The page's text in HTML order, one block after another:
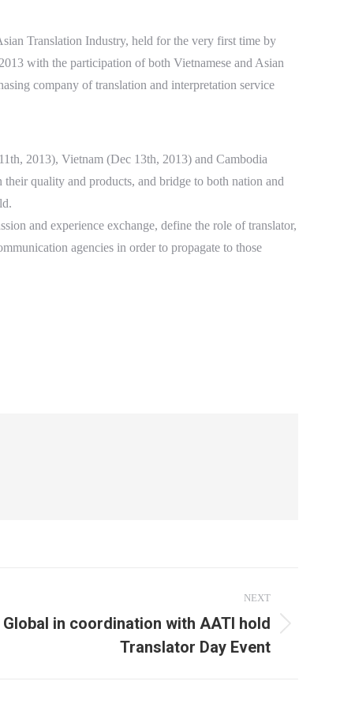
Translation Industry, held for the very first time by
with the participation of both Vietnamese and Asian
company of translation and interpretation service
2013), Vietnam (Dec 13th, 2013) and Cambodia
quality and products, and bridge to both nation and
and experience exchange, define the role of translator,
agencies in order to propagate to those
NEXT
Global in coordination with AATI hold
Translator Day Event